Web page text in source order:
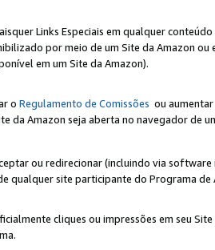
Links Especiais em qualquer
por meio de um Site da Amazon
em um Site da Amazon).
o Regulamento de Comissões ou
da Amazon seja aberta no navegador de
ou redirecionar (incluindo via
qualquer site participante do Programa de
cliques ou impressões em seu